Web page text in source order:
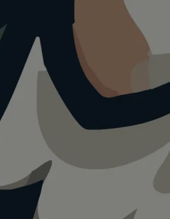
Visualisierung · KI
Teich
Tagfür
vor Ort. Wasser ist